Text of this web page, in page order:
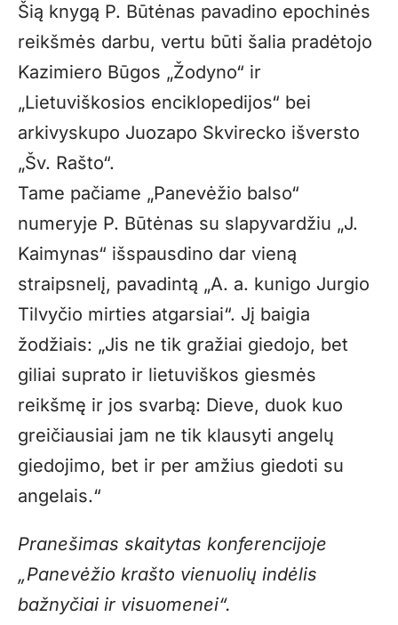
Šią knygą P. Būtėnas pavadino epochinės
reikšmės darbu, vertu būti šalia pradėtojo
Kazimiero Būgos „Žodyno“ ir
„Lietuviškosios enciklopedijos“ bei
arkivyskupo Juozapo Skvirecko išversto
„Šv. Rašto“.
Tame pačiame „Panevėžio balso“
numeryje P. Būtėnas su slapyvardžiu „J.
Kaimynas“ išspausdino dar vieną
straipsnelį, pavadintą „A. a. kunigo Jurgio
Tilvyčio mirties atgarsiai“. Jį baigia
žodžiais: „Jis ne tik gražiai giedojo, bet
giliai suprato ir lietuviškos giesmės
reikšmę ir jos svarbą: Dieve, duok kuo
greičiausiai jam ne tik klausyti angelų
giedojimo, bet ir per amžius giedoti su
angelais.“
Pranešimas skaitytas konferencijoje
„Panevėžio krašto vienuolių indėlis
bažnyčiai ir visuomenei“.